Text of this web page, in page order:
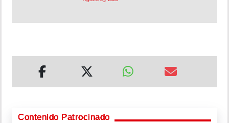
Contenido Patrocinado